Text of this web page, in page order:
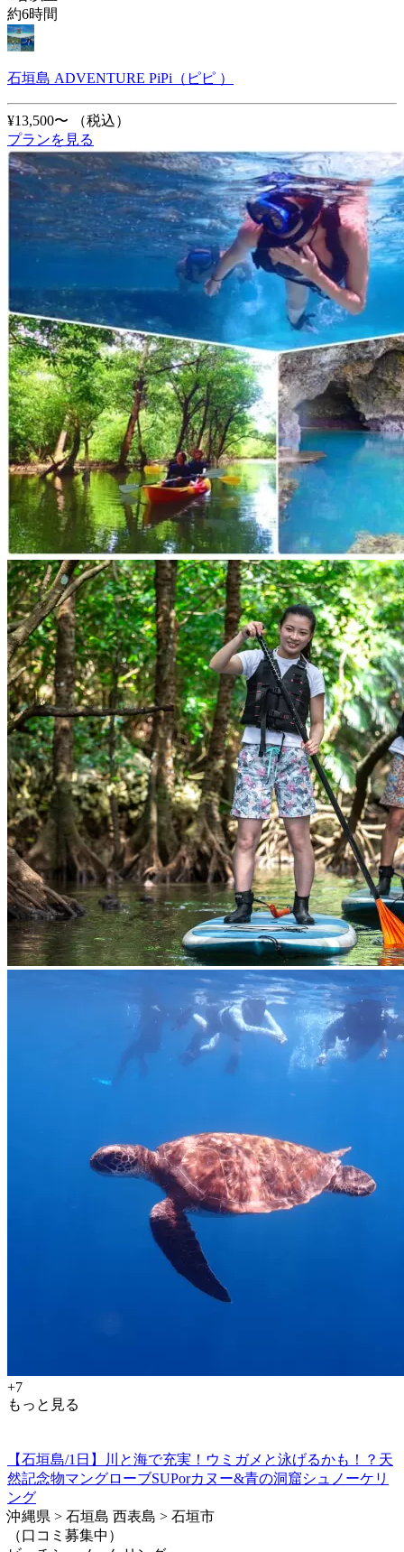
約6時間
石垣島 ADVENTURE PiPi（ピピ ）
¥13,500〜
（税込）
プランを見る
+7
もっと見る
【石垣島/1日】川と海で充実！ウミガメと泳げるかも！？天
然記念物マングローブSUPorカヌー&青の洞窟シュノーケリ
ング
沖縄県 > 石垣島 西表島 > 石垣市
（口コミ募集中）